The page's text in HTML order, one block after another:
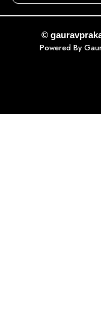
©
Powered By